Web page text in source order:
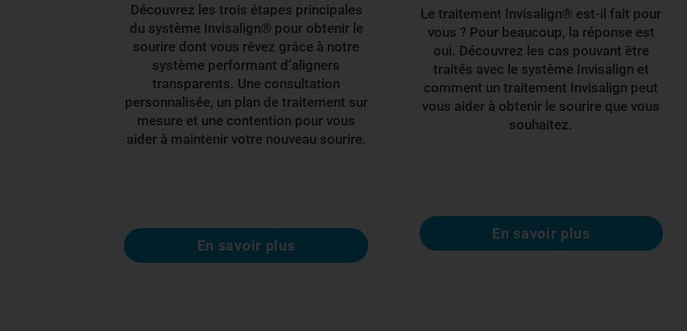
Découvrez les trois étapes principales
du système Invisalign® pour obtenir le
sourire dont vous rêvez grâce à notre
système performant d’aligners
transparents. Une consultation
personnalisée, un plan de traitement sur
mesure et une contention pour vous
aider à maintenir votre nouveau sourire.
En savoir plus
Le traitement Invisalign® est-il fait pour
vous ? Pour beaucoup, la réponse est
oui. Découvrez les cas pouvant être
traités avec le système Invisalign et
comment un traitement Invisalign peut
vous aider à obtenir le sourire que vous
souhaitez.
En savoir plus